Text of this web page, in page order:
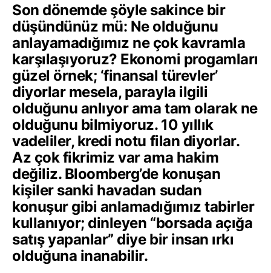
Son dönemde şöyle sakince bir
düşündünüz mü: Ne olduğunu
anlayamadığımız ne çok kavramla
karşılaşıyoruz? Ekonomi progamları
güzel örnek; ‘finansal türevler’
diyorlar mesela, parayla ilgili
olduğunu anlıyor ama tam olarak ne
olduğunu bilmiyoruz. 10 yıllık
vadeliler, kredi notu filan diyorlar.
Az çok fikrimiz var ama hakim
değiliz. Bloomberg’de konuşan
kişiler sanki havadan sudan
konuşur gibi anlamadığımız tabirler
kullanıyor; dinleyen “borsada açığa
satış yapanlar” diye bir insan ırkı
olduğuna inanabilir.